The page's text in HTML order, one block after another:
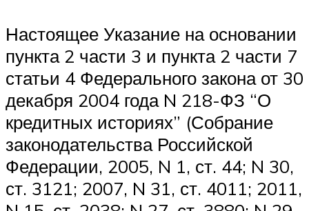
Настоящее Указание на основании
пункта 2 части 3 и пункта 2 части 7
статьи 4 Федерального закона от 30
декабря 2004 года N 218-ФЗ “О
кредитных историях” (Собрание
законодательства Российской
Федерации, 2005, N 1, ст. 44; N 30,
ст. 3121; 2007, N 31, ст. 4011; 2011,